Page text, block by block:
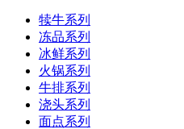
犊牛系列
冻品系列
冰鲜系列
火锅系列
牛排系列
浇头系列
面点系列